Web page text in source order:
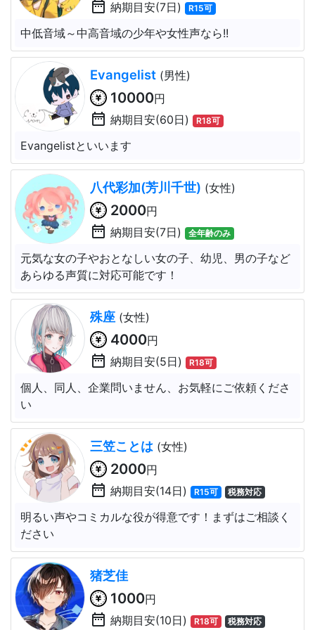
date_range 納期目安(7日) R15可
中低音域～中高音域の少年や女性声なら!!
Evangelist (男性)
10000円
date_range 納期目安(60日) R18可
Evangelistといいます
八代彩加(芳川千世) (女性)
2000円
date_range 納期目安(7日) 全年齢のみ
元気な女の子やおとなしい女の子、幼児、男の子など
あらゆる声質に対応可能です！
殊座 (女性)
4000円
date_range 納期目安(5日) R18可
個人、同人、企業問いません、お気軽にご依頼くださ
い
三笠ことは (女性)
2000円
date_range 納期目安(14日) R15可 税務対応
明るい声やコミカルな役が得意です！まずはご相談く
ださい
猪芝佳
1000円
date_range 納期目安(10日) R18可 税務対応